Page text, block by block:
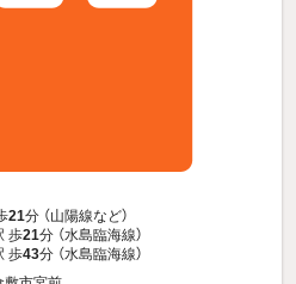
21分 （山陽線など）
歩21分 （水島臨海線）
歩43分 （水島臨海線）